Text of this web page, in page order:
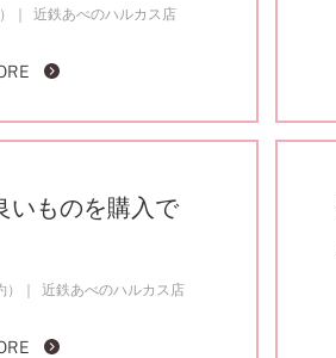
近鉄あべのハルカス店
いものを購入で
近鉄あべのハルカス店